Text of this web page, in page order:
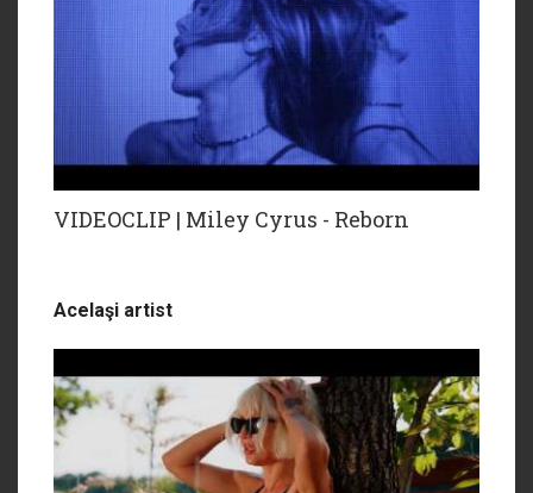
VIDEOCLIP | Miley Cyrus - Reborn
Acelaşi artist